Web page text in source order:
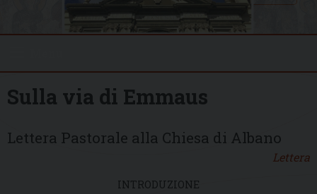
Sulla via di Emmaus
Lettera Pastorale alla Chiesa di Albano
Lettera
INTRODUZIONE